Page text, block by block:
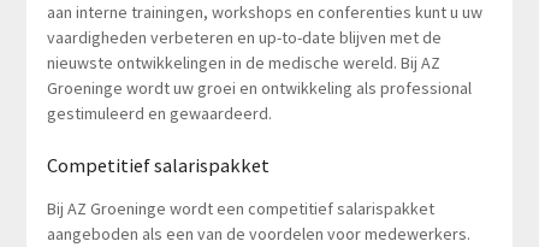
aan interne trainingen, workshops en conferenties kunt u uw
vaardigheden verbeteren en up-to-date blijven met de
nieuwste ontwikkelingen in de medische wereld. Bij AZ
Groeninge wordt uw groei en ontwikkeling als professional
gestimuleerd en gewaardeerd.
Competitief salarispakket
Bij AZ Groeninge wordt een competitief salarispakket
aangeboden als een van de voordelen voor medewerkers.